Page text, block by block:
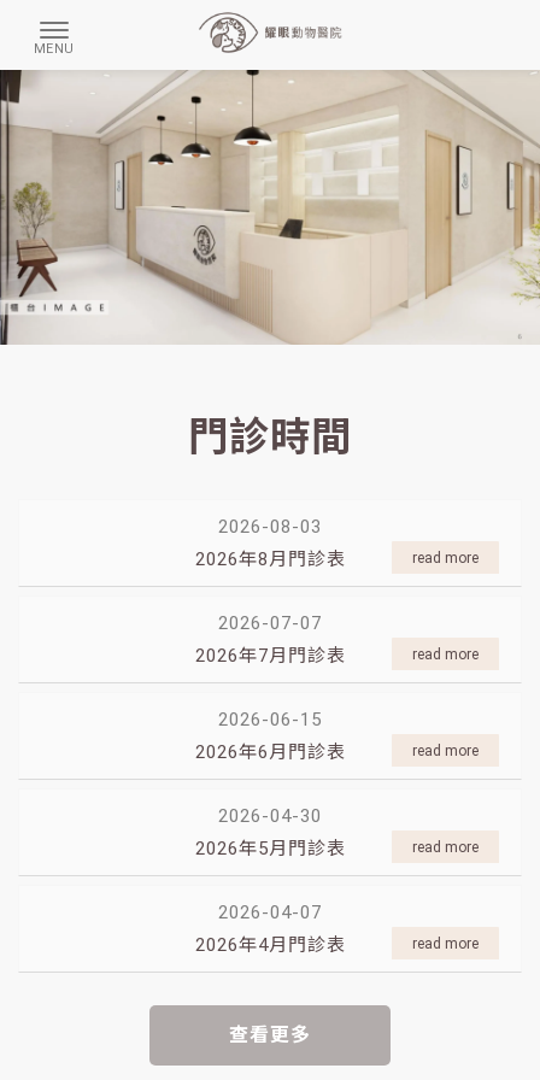
門診時間
2026-08-03
2026年8月門診表
2026-07-07
2026年7月門診表
2026-06-15
2026年6月門診表
2026-04-30
2026年5月門診表
2026-04-07
2026年4月門診表
查看更多